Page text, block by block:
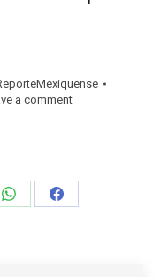
a comment
Share
Share